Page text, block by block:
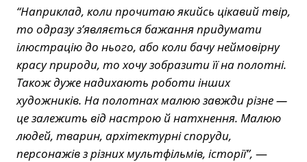
“Наприклад, коли прочитаю якийсь цікавий твір,
то одразу з’являється бажання придумати
ілюстрацію до нього, або коли бачу неймовірну
красу природи, то хочу зобразити її на полотні.
Також дуже надихають роботи інших
художників. На полотнах малюю завжди різне —
це залежить від настрою й натхнення. Малюю
людей, тварин, архітектурні споруди,
персонажів з різних мультфільмів, історії”, —